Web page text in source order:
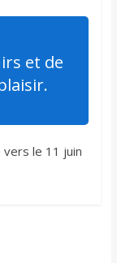
et de
vers le 11 juin